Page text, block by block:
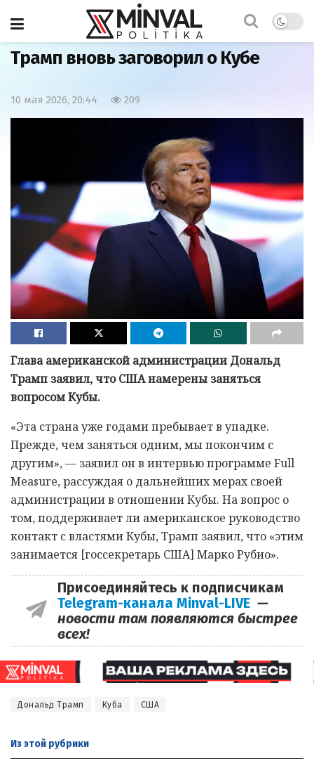
Главная Политика
Трамп вновь заговорил о Кубе
10 мая 2026, 20:44 209
Глава американской администрации Дональд
Трамп заявил, что США намерены заняться
вопросом Кубы.
«Эта страна уже годами пребывает в упадке.
Прежде, чем заняться одним, мы покончим с
другим», — заявил он в интервью программе Full
Measure, рассуждая о дальнейших мерах своей
администрации в отношении Кубы. На вопрос о
том, поддерживает ли американское руководство
контакт с властями Кубы, Трамп заявил, что «этим
занимается [госсекретарь США] Марко Рубио».
Присоединяйтесь к подписчикам
Telegram-канала Minval-LIVE —
новости там появляются быстрее
всех!
Дональд Трамп Куба США
Из этой рубрики